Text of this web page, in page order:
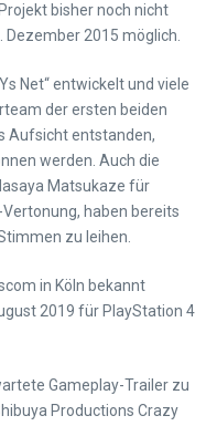
bisher noch nicht
2015 möglich.
Net“ entwickelt und viele
der ersten beiden
Aufsicht entstanden,
werden. Auch die
Matsukaze für
haben bereits
zu leihen.
in Köln bekannt
2019 für PlayStation 4
Gameplay-Trailer zu
Productions Crazy